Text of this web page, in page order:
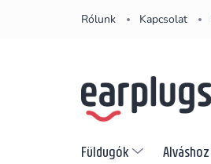
Rólunk Kapcsolat
Füldugók Alváshoz